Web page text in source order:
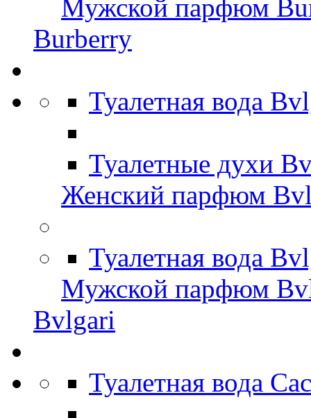
Мужской парфюм
Burberry
Туалетная вода
Туалетные духи
Женский парфюм
Туалетная вода
Мужской парфюм
Bvlgari
Туалетная вода